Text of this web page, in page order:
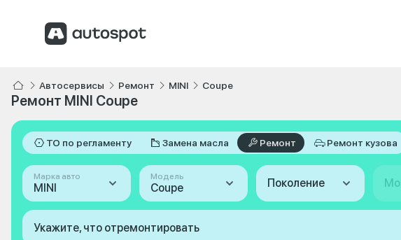
Автосервисы Ремонт MINI Coupe
Ремонт MINI Coupe
ТО по регламенту Замена масла Ремонт Ремонт кузова
Марка авто
MINI
Модель
Coupe Поколение
Укажите, что отремонтировать